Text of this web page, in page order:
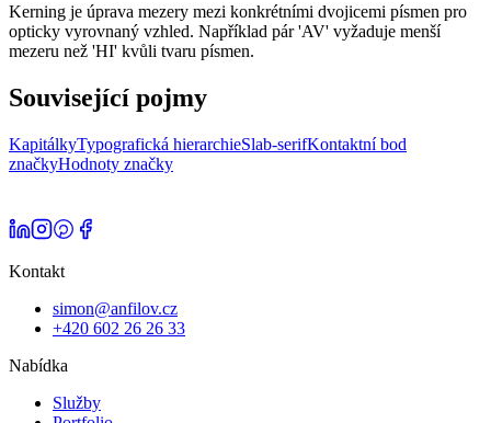
Kerning je úprava mezery mezi konkrétními dvojicemi písmen pro
opticky vyrovnaný vzhled. Například pár 'AV' vyžaduje menší
mezeru než 'HI' kvůli tvaru písmen.
Související pojmy
KapitálkyTypografická hierarchieSlab-serifKontaktní bod
značkyHodnoty značky
Kontakt
simon@anfilov.cz
+420 602 26 26 33
Nabídka
Služby